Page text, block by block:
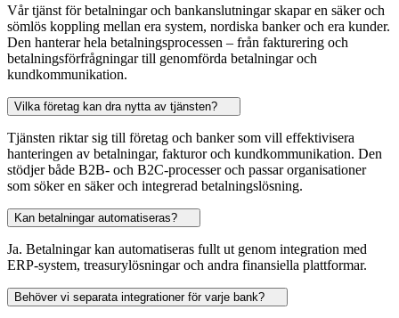
Vår tjänst för betalningar och bankanslutningar skapar en säker och
sömlös koppling mellan era system, nordiska banker och era kunder.
Den hanterar hela betalningsprocessen – från fakturering och
betalningsförfrågningar till genomförda betalningar och
kundkommunikation.
Vilka företag kan dra nytta av tjänsten?
Tjänsten riktar sig till företag och banker som vill effektivisera
hanteringen av betalningar, fakturor och kundkommunikation. Den
stödjer både B2B- och B2C-processer och passar organisationer
som söker en säker och integrerad betalningslösning.
Kan betalningar automatiseras?
Ja. Betalningar kan automatiseras fullt ut genom integration med
ERP-system, treasurylösningar och andra finansiella plattformar.
Behöver vi separata integrationer för varje bank?